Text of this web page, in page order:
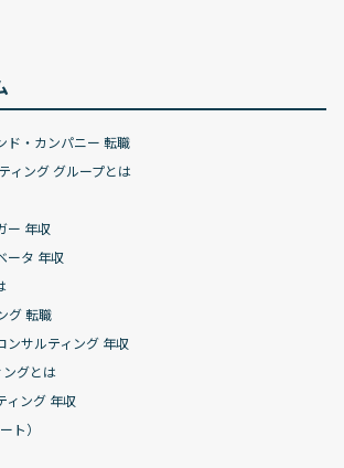
ド・カンパニー 転職
ィング グループとは
ー 年収
ータ 年収
グ 転職
ンサルティング 年収
ングとは
ィング 年収
ト）